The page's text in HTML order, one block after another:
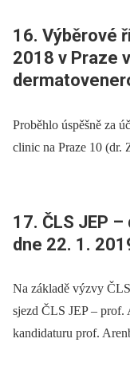
16. Výběrové
2018 v Praze
Proběhlo úspěšně za
clinic na Praze 10 (dr.
17. ČLS JEP
dne 22. 1.
Na základě výzvy
sjezd ČLS JEP –⁠ prof.
kandidaturu prof.